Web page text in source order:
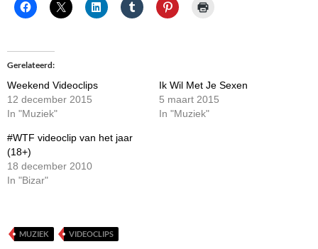
Gerelateerd
Weekend Videoclips
12 december 2015
In "Muziek"
Ik Wil Met Je Sexen
5 maart 2015
In "Muziek"
#WTF videoclip van het jaar
(18+)
18 december 2010
In "Bizar"
MUZIEK VIDEOCLIPS